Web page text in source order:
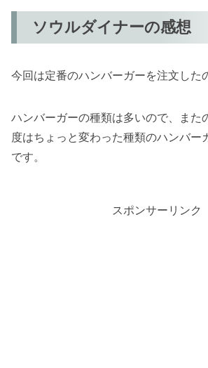
ソウルダイナーの感想
今回は定番のハンバーガーを注文した
ハンバーガーの種類は多いので、また
度はちょっと変わった種類のハンバー
です。
スポンサーリンク